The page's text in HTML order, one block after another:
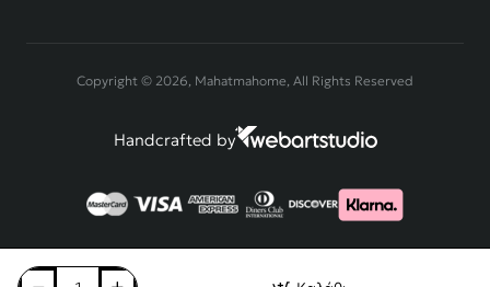
Copyright © 2026, Mahatmahome, All Rights Reserved
Handcrafted by